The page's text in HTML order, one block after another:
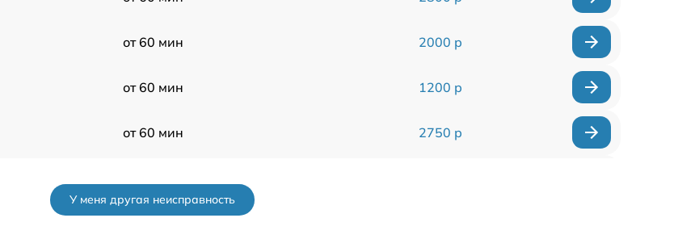
от 60 мин 2000 р
от 60 мин 1200 р
от 60 мин 2750 р
У меня другая неисправность